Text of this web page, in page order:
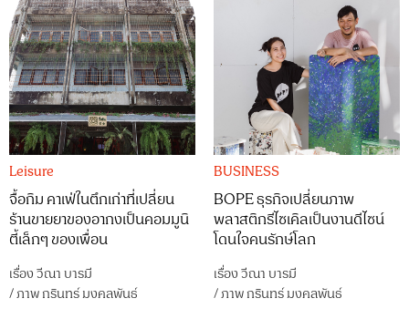
Leisure
จื้อกิม คาเฟ่ในตึกเก่าที่เปลี่ยน
ร้านขายยาของอากงเป็นคอมมูนิ
ตี้เล็กๆ ของเพื่อน
เรื่องวีณา บารมี
/ภาพกรินทร์ มงคลพันธ์
BUSINESS
BOPE ธุรกิจเปลี่ยนภาพ
พลาสติกรีไซเคิลเป็นงานดีไซน์
โดนใจคนรักษ์โลก
เรื่องวีณา บารมี
/ภาพกรินทร์ มงคลพันธ์